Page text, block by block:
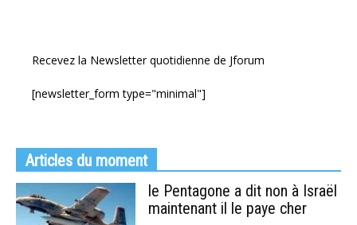
Recevez la Newsletter quotidienne de Jforum
[newsletter_form type="minimal"]
Articles du moment
le Pentagone a dit non à Israël
maintenant il le paye cher